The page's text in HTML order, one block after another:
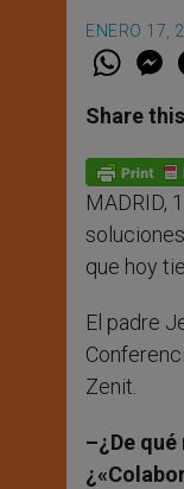
ENERO 17,
W
t
s
p
p
e
s
e
g
e
r
Share
MADRID,
que hoy
El padre
Zenit.
–¿De